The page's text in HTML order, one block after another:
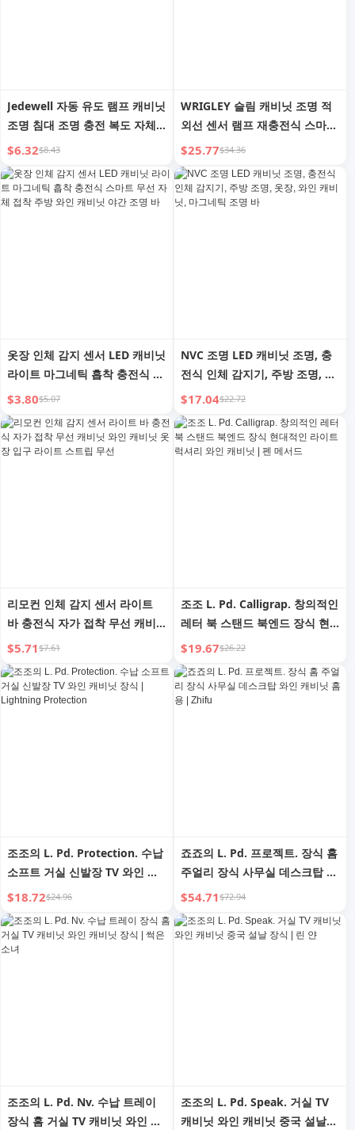
Jedewell 자동 유도 램프 캐비닛
조명 침대 조명 충전 복도 자체
접착 와인 캐비닛 신발장 입구
조명 바
$6.32$8.43
WRIGLEY 슬림 캐비닛 조명 적
외선 센서 램프 재충전식 스마트
자가 접착식 무선 야간 조명 와
인 캐비닛 천장 조명 포함
$25.77$34.36
옷장 인체 감지 센서 LED 캐비닛
라이트 마그네틱 흡착 충전식 스
마트 무선 자체 접착 주방 와인
캐비닛 야간 조명 바
$3.80$5.07
NVC 조명 LED 캐비닛 조명, 충
전식 인체 감지기, 주방 조명, 옷
장, 와인 캐비닛, 마그네틱 조명
바
$17.04$22.72
리모컨 인체 감지 센서 라이트
바 충전식 자가 접착 무선 캐비
닛 와인 캐비닛 옷장 입구 라이
트 스트립 무선
$5.71$7.61
조조 L. Pd. Calligrap. 창의적인
레터 북 스탠드 북엔드 장식 현
대적인 라이트 럭셔리 와인 캐비
닛 | 펜 메서드
$19.67$26.22
조조의 L. Pd. Protection. 수납
소프트 거실 신발장 TV 와인 캐
비닛 장식 | Lightning
Protection
$18.72$24.96
죠죠의 L. Pd. 프로젝트. 장식 홈
주얼리 장식 사무실 데스크탑 와
인 캐비닛 홈용 | Zhifu
$54.71$72.94
조조의 L. Pd. Nv. 수납 트레이
장식 홈 거실 TV 캐비닛 와인 캐
조조의 L. Pd. Speak. 거실 TV
캐비닛 와인 캐비닛 중국 설날